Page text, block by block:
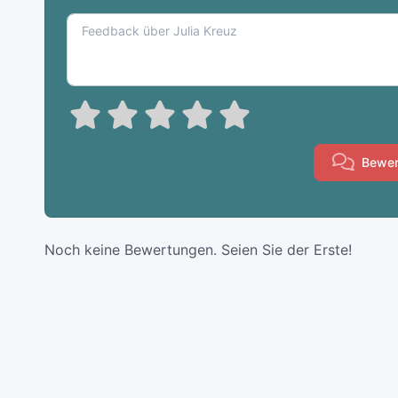
Noch keine Bewertungen. Seien Sie der Erste!